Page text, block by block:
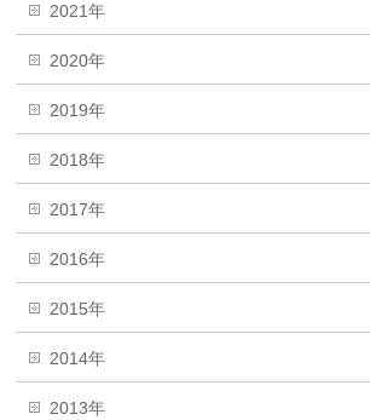
2021年
2020年
2019年
2018年
2017年
2016年
2015年
2014年
2013年